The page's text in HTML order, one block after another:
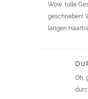
Wow, tolle
geschrieben!
langen
Oh,